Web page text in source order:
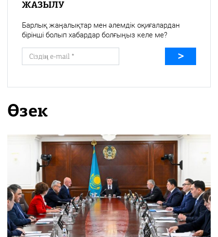
Өзек
ЖАЗЫЛУ
Барлық жаңалықтар мен әлемдік оқиғалардан
бірінші болып хабардар болғыңыз келе ме?